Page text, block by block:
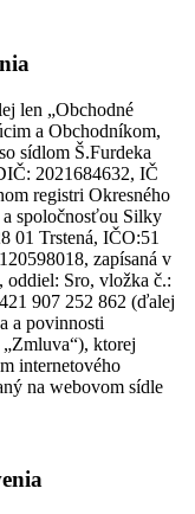
len „Obchodné
a Obchodníkom,
sídlom Š.Furdeka
2021684632, IČ
registri Okresného
spoločnosťou Silky
01 Trstená, IČO:51
zapísaná v
oddiel: Sro, vložka č.:
907 252 862 (ďalej
a povinnosti
ktorej
internetového
na webovom sídle